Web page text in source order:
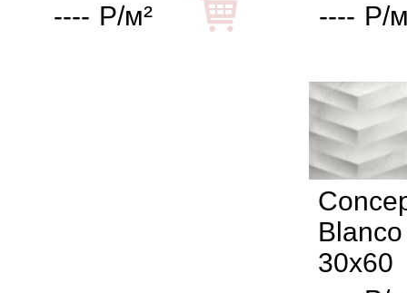
---- Р/м²
---- Р/
30x60